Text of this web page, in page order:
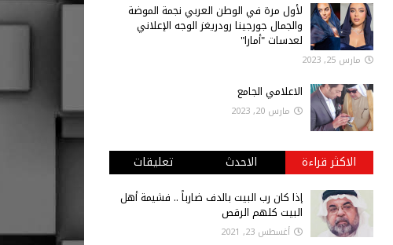
لأول مرة في الوطن العربي نجمة الموضة
والجمال جورجينا رودريغز الوجه الإعلاني
لعدسات "أمارا"
مارس 25, 2023
الاعلامي الجامع
مارس 20, 2023
الاكثر قراءة الاحدث تعليقات
إذا كان رب البيت بالدف ضارباً .. فشيمة أهل
البيت كلهم الرقص
أغسطس 23, 2021